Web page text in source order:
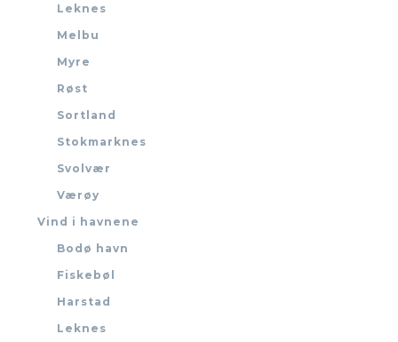
Leknes
Melbu
Myre
Røst
Sortland
Stokmarknes
Svolvær
Værøy
Vind i havnene
Bodø havn
Fiskebøl
Harstad
Leknes